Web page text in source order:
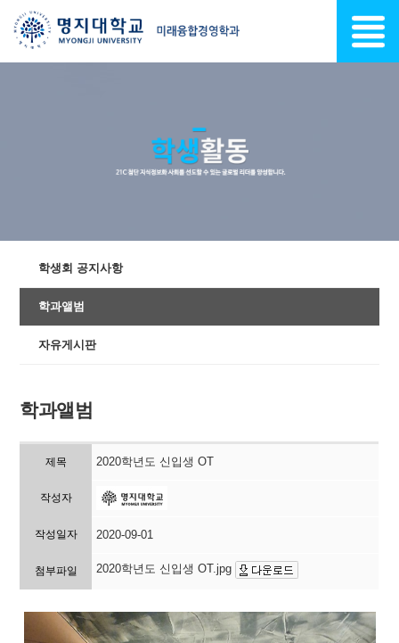
학생회 공지사항
학과앨범
자유게시판
학과앨범
제목 2020학년도 신입생 OT
작성자
작성일자 2020-09-01
첨부파일 2020학년도 신입생 OT.jpg